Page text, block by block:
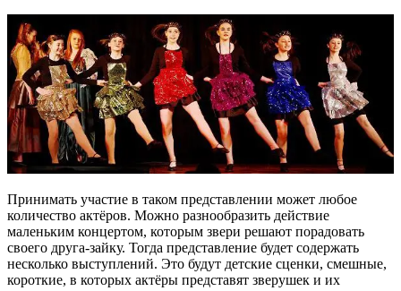
Принимать участие в таком представлении может любое
количество актёров. Можно разнообразить действие
маленьким концертом, которым звери решают порадовать
своего друга-зайку. Тогда представление будет содержать
несколько выступлений. Это будут детские сценки, смешные,
короткие, в которых актёры представят зверушек и их